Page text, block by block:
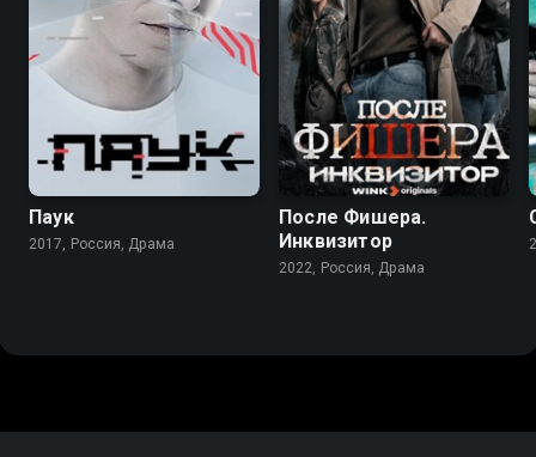
7.1
Паук
2017, Россия, Драма
7.9 6.8
После Фишера.
Инквизитор
2022, Россия, Драма